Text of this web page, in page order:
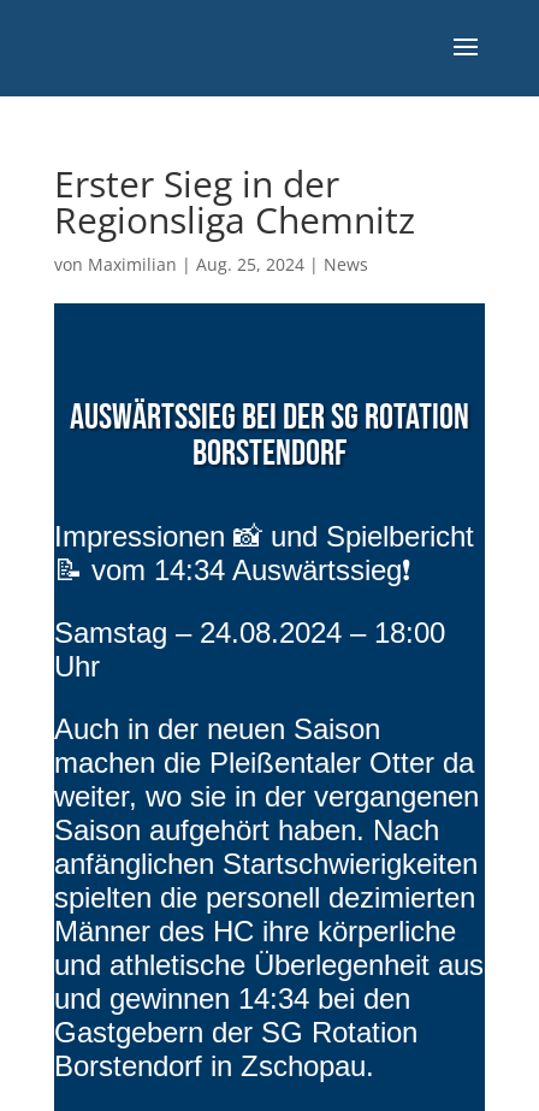
Erster Sieg in der
Regionsliga Chemnitz
von Maximilian | Aug. 25, 2024| News
Auswärtssieg bei der SG Rotation
Borstendorf
Impressionen 📸 und Spielbericht
📝 vom 14:34 Auswärtssieg❗️
Samstag – 24.08.2024 – 18:00
Uhr
Auch in der neuen Saison
machen die Pleißentaler Otter da
weiter, wo sie in der vergangenen
Saison aufgehört haben. Nach
anfänglichen Startschwierigkeiten
spielten die personell dezimierten
Männer des HC ihre körperliche
und athletische Überlegenheit aus
und gewinnen 14:34 bei den
Gastgebern der SG Rotation
Borstendorf in Zschopau.